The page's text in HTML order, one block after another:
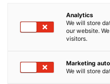
kommen dann
die Dekarbonisierung
auszutauschen.
des Energiedialogs mit
, dieRenewables Academy
Analytics
We will store
our website.
visitors.
Marketing
We will store